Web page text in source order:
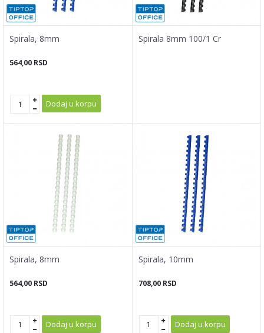
Spirala, 8mm
564,00 RSD
Dodaj u korpu
Spirala 8mm 100/1 Cr
Spirala, 8mm
564,00 RSD
Dodaj u korpu
Spirala, 10mm
708,00 RSD
Dodaj u korpu